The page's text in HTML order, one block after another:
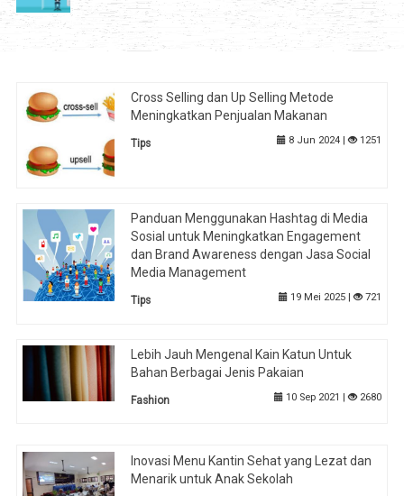
Cross Selling dan Up Selling Metode
Meningkatkan Penjualan Makanan
Tips 8 Jun 2024 | 1251
Panduan Menggunakan Hashtag di Media
Sosial untuk Meningkatkan Engagement
dan Brand Awareness dengan Jasa Social
Media Management
Tips 19 Mei 2025 | 721
Lebih Jauh Mengenal Kain Katun Untuk
Bahan Berbagai Jenis Pakaian
Fashion 10 Sep 2021 | 2680
Inovasi Menu Kantin Sehat yang Lezat dan
Menarik untuk Anak Sekolah